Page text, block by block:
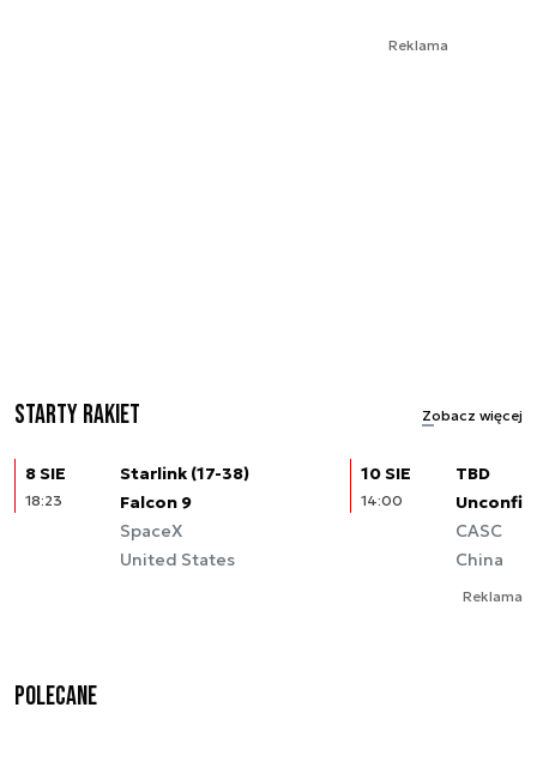
Reklama
Starty rakiet Zobacz więcej
8 SIE
18:23
Starlink (17-38)
Falcon 9
SpaceX
United States
10 SIE
14:00
TBD
CASC
China
Reklama
Polecane